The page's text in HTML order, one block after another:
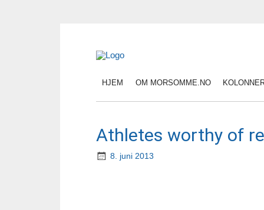
HJEM OM MORSOMME.NO
Athletes worthy of
8. juni 2013